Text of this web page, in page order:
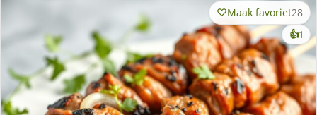
Maak favoriet28
👍1